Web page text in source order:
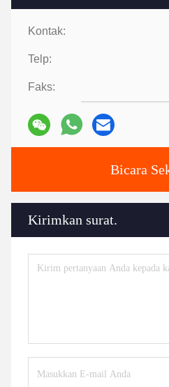
Kontak:
Telp:
Faks:
Bicara
Kirimkan surat.